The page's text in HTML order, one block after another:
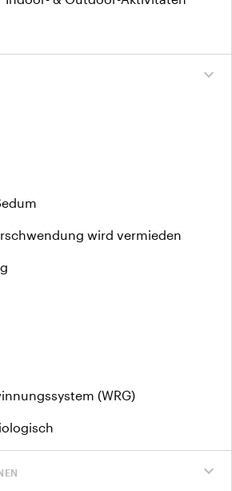
expand_more
wird vermieden
(WRG)
expand_more